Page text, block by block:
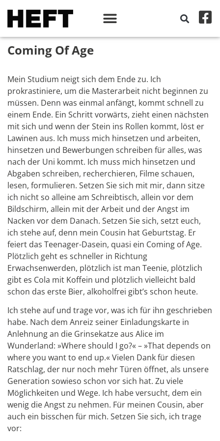
Coming Of Age
Mein Studium neigt sich dem Ende zu. Ich
prokrastiniere, um die Masterarbeit nicht beginnen zu
müssen. Denn was einmal anfängt, kommt schnell zu
einem Ende. Ein Schritt vorwärts, zieht einen nächsten
mit sich und wenn der Stein ins Rollen kommt, löst er
Lawinen aus. Ich muss mich hinsetzen und arbeiten,
hinsetzen und Bewerbungen schreiben für alles, was
nach der Uni kommt. Ich muss mich hinsetzen und
Abgaben schreiben, recherchieren, Filme schauen,
lesen, formulieren. Setzen Sie sich mit mir, dann sitze
ich nicht so alleine am Schreibtisch, allein vor dem
Bildschirm, allein mit der Arbeit und der Angst im
Nacken vor dem Danach. Setzen Sie sich, setzt euch,
ich stehe auf, denn mein Cousin hat Geburtstag. Er
feiert das Teenager-Dasein, quasi ein Coming of Age.
Plötzlich geht es schneller in Richtung
Erwachsenwerden, plötzlich ist man Teenie, plötzlich
gibt es Cola mit Koffein und plötzlich vielleicht bald
schon das erste Bier, alkoholfrei gibt’s schon heute.
Ich stehe auf und trage vor, was ich für ihn geschrieben
habe. Nach dem Anreiz seiner Einladungskarte in
Anlehnung an die Grinsekatze aus Alice im
Wunderland: »Where should I go?« – »That depends on
where you want to end up.« Vielen Dank für diesen
Ratschlag, der nur noch mehr Türen öffnet, als unsere
Generation sowieso schon vor sich hat. Zu viele
Möglichkeiten und Wege. Ich habe versucht, dem ein
wenig die Angst zu nehmen. Für meinen Cousin, aber
auch ein bisschen für mich. Setzen Sie sich, ich trage
vor: